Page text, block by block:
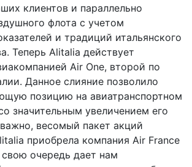
клиентов и параллельно
флота с учетом
и традиций итальянского
Теперь Alitalia действует
Air One, второй по
Данное слияние позволило
позицию на авиатранспортном
значительным увеличением его
весомый пакет акций
приобрела компания Air France
очередь дает нам